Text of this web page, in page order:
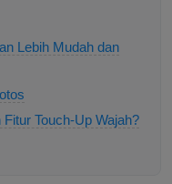
Lebih Mudah dan
Touch-Up Wajah?